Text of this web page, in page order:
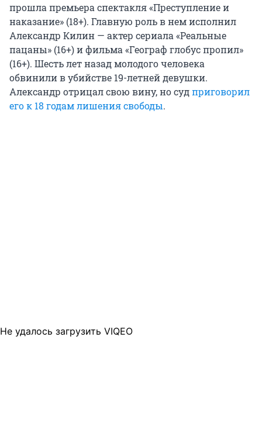
прошла премьера спектакля «Преступление и
наказание» (18+). Главную роль в нем исполнил
Александр Килин — актер сериала «Реальные
пацаны» (16+) и фильма «Географ глобус пропил»
(16+). Шесть лет назад молодого человека
обвинили в убийстве 19-летней девушки.
Александр отрицал свою вину, но судприговорил
его к 18 годам лишения свободы.
Не удалось загрузить VIQEO